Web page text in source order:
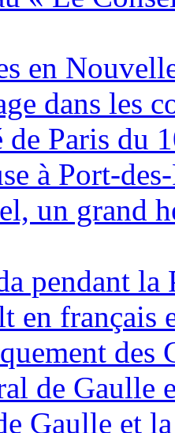
en
dans les
de Paris du
à Port-
un grand
pendant
en français
des
de Gaulle
Gaulle et